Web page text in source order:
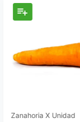
Zanahoria X Unidad